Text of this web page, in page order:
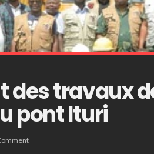
des travaux
pont Ituri